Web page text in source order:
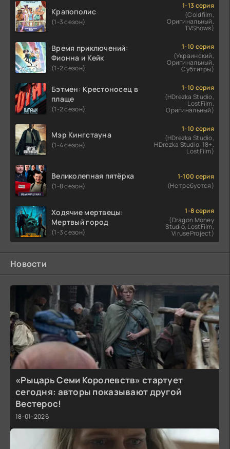
Крапополис
(1-3 сезон)
1-13 серия
(Coldfilm,
Оригинальный,
TVShows)
Время приключений:
Фионна и Кейк
(1-2 сезон)
1-10 серия
(Украинский,
Оригинальный,
Субтитры)
Бэтмен: Крестоносец в
плаще
(1-2 сезон)
1-10 серия
(HDrezka Studio,
LostFilm,
Оригинальный)
Мэр Кингстауна
(1-4 сезон)
1-10 серия
(HDrezka Studio,
HDrezka Studio. 18+,
LostFilm)
Великолепная пятёрка
(1-8 сезон)
1-100 серия
(Не требуется)
Ходячие мертвецы:
Мертвый город
(1-3 сезон)
1-8 серия
(Dragon Money
Studio, LostFilm,
ViruseProject)
Новости
«Рыцарь Семи Королевств» стартует
сегодня: авторы показывают другой
Вестерос!
18-01-2026